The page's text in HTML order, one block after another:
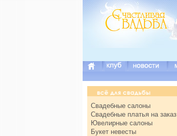
Свадебные салоны
Свадебные платья на заказ
Ювелирные салоны
Букет невесты